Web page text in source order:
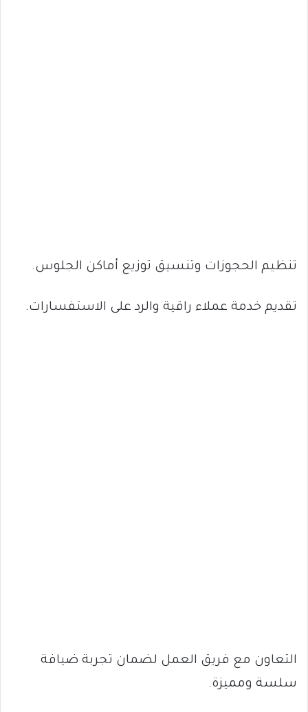
تنظيم الحجوزات وتنسيق توزيع أماكن الجلوس.
تقديم خدمة عملاء راقية والرد على الاستفسارات.
التعاون مع فريق العمل لضمان تجربة ضيافة
سلسة ومميزة.